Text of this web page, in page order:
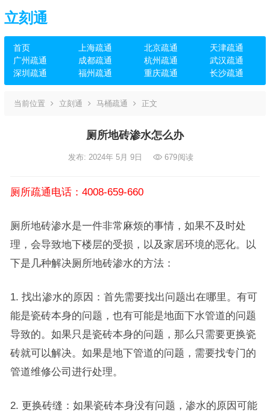
立刻通
首页 上海疏通 北京疏通
天津疏通
广州疏通
成都疏通 杭州疏通
武汉疏通
深圳疏通
福州疏通 重庆疏通 长沙疏通
当前位置 立刻通 马桶疏通 正文
厕所地砖渗水怎么办
发布: 2024年 5月 9日 679阅读
厕所疏通电话：4008-659-660
厕所地砖渗水是一件非常麻烦的事情，如果不及时处
理，会导致地下楼层的受损，以及家居环境的恶化。以
下是几种解决厕所地砖渗水的方法：
1. 找出渗水的原因：首先需要找出问题出在哪里。有可
能是瓷砖本身的问题，也有可能是地面下水管道的问题
导致的。如果只是瓷砖本身的问题，那么只需要更换瓷
砖就可以解决。如果是地下管道的问题，需要找专门的
管道维修公司进行处理。
2. 更换砖缝：如果瓷砖本身没有问题，渗水的原因可能